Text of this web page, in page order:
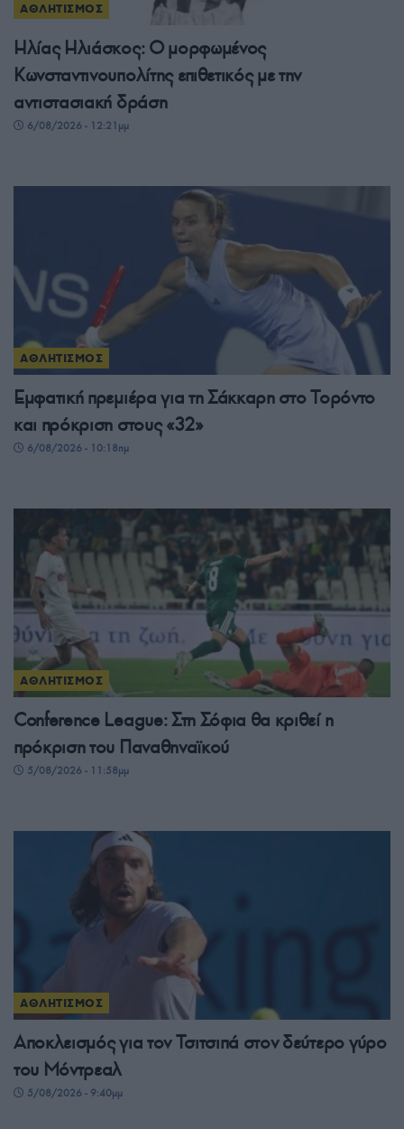
ΑΘΛΗΤΙΣΜΟΣ
Ηλίας Ηλιάσκος: Ο μορφωμένος
Κωνσταντινουπολίτης επιθετικός με την
αντιστασιακή δράση
6/08/2026 - 12:21μμ
ΑΘΛΗΤΙΣΜΟΣ
Εμφατική πρεμιέρα για τη Σάκκαρη στο Τορόντο
και πρόκριση στους «32»
6/08/2026 - 10:18πμ
ΑΘΛΗΤΙΣΜΟΣ
Conference League: Στη Σόφια θα κριθεί η
πρόκριση του Παναθηναϊκού
5/08/2026 - 11:58μμ
ΑΘΛΗΤΙΣΜΟΣ
Αποκλεισμός για τον Τσιτσιπά στον δεύτερο γύρο
του Μόντρεαλ
5/08/2026 - 9:40μμ